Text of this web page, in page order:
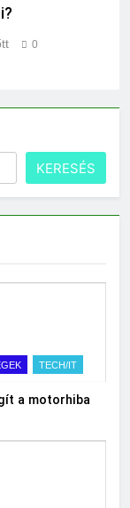
0
KERESÉS
TECH/IT
a motorhiba